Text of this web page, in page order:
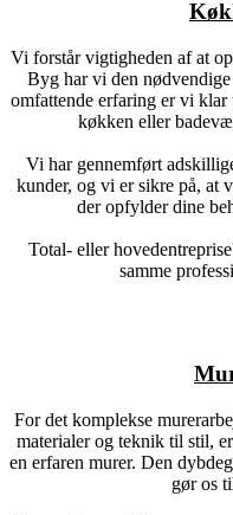
Vi forstår vigtigheden af at
Byg har vi den
omfattende erfaring er vi
køkken eller
Vi har gennemført
kunder, og vi er sikre på, at
der opfylder dine
Total- eller
samme
For det komplekse
materialer og teknik til stil,
en erfaren murer. Den
gør os